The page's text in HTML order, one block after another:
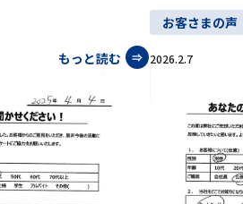
もっと読む
お客さまの声
2026.2.7